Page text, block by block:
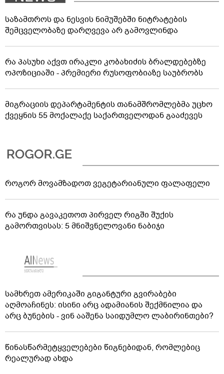
საზამთროს და ნესვის ნიმუშებში ნიტრატების
შემცველობაზე დარღვევა არ გამოვლინდა
რა პასუხი აქვთ ირაკლი კობახიძის ბრალდებებზე
ოპოზიციაში - პრემიერი რუსოფობიაზე საუბრობს
მიგრაციის დეპარტამენტის თანამშრომლებმა უცხო
ქვეყნის 55 მოქალაქე საქართველოდან გააძევეს
როგორ მოვამზადოთ ვეგეტარიანული ფალაფელი
რა უნდა გავაკეთოთ პირველ რიგში შუქის
გამორთვისას: 5 მნიშვნელოვანი ნაბიჯი
სამხრეთ ამერიკაში გიგანტური გვირაბები
აღმოაჩინეს: ისინი არც ადამიანის შექმნილია და
არც ბუნების - ვინ ააშენა საიდუმლო ლაბირინთები?
წინასწარმეტყველებები წიგნებიდან, რომლებიც
რეალურად ახდა